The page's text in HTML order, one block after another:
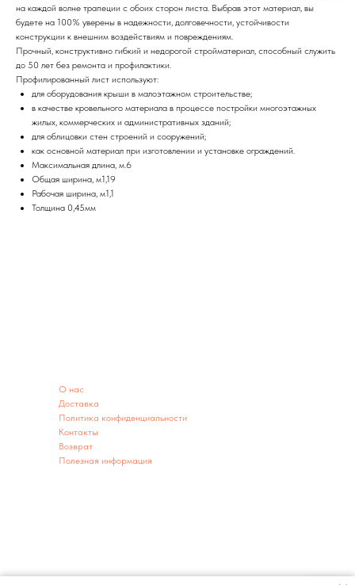
на каждой волне трапеции с обоих сторон листа. Выбрав этот материал, вы
будете на 100% уверены в надежности, долговечности, устойчивости
конструкции к внешним воздействиям и повреждениям.
Прочный, конструктивно гибкий и недорогой стройматериал, способный служить
до 50 лет без ремонта и профилактики.
Профилированный лист используют:
для оборудования крыши в малоэтажном строительстве;
в качестве кровельного материала в процессе постройки многоэтажных
жилых, коммерческих и административных зданий;
для облицовки стен строений и сооружений;
как основной материал при изготовлении и установке ограждений.
Максимальная длина, м.6
Общая ширина, м1,19
Рабочая ширина, м1,1
Толщина 0,45мм
O нас
Доставка
Политика конфиденциальности
Контакты
Возврат
Полезная информация
8950-493-00-78,8(34542)9-04-41,8980-929-37-69